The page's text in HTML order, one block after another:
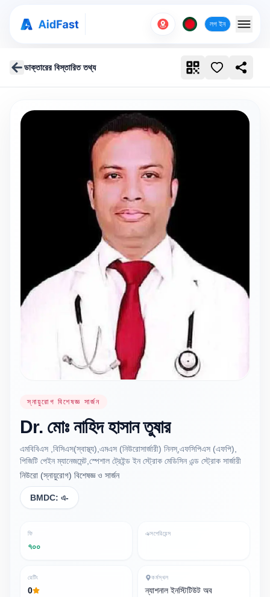
লগ ইন
ডাক্তারের বিস্তারিত তথ্য
স্নায়ুরোগ বিশেষজ্ঞ সার্জন
Dr. মোঃ নাহিদ হাসান তুষার
এমবিবিএস ,বিসিএস(স্বাস্থ্য),এমএস (নিউরোসার্জারী) নিনস্,এফসিপিএস (এফপি),
পিজিটি পেইন ম্যানেজমেন্ট,স্পেশাল ট্রেইন্ড ইন স্ট্রোক মেডিসিন এন্ড স্ট্রোক সার্জারী
নিউরো (স্নায়ুরোগ) বিশেষজ্ঞ ও সার্জন
BMDC: এ-
ফি
৭০০
এক্সপেরিয়েন্স
রেটিং
0
কর্মস্থল
ন্যাশনাল ইনস্টিটিউট অব